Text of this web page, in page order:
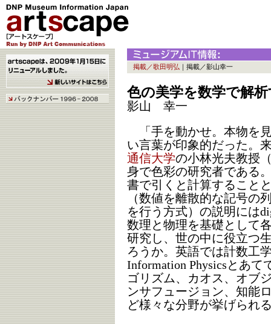
掲載／歌田明弘 ｜掲載／影山幸一
色の美学を数学で解
影山 幸一
「手を動かせ。本物を
い言葉が印象的だった。
通信大学の小林光夫教授
身で色彩の研究者である
書で引くと計算すること
（数値を離散的な記号の
を行う方式）の説明には
数理と物理を基礎として
研究し、世の中に役立つ
ろうか。英語では計数工
Information Physicsとあ
ゴリズム、カオス、オブ
ンサフュージョン、知能
ど様々な分野が挙げられ